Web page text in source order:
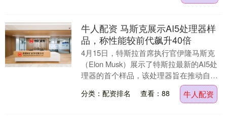
牛人配资 马斯克展示AI5处理器样
品，称性能较前代飙升40倍
4月15日，特斯拉首席执行官伊隆马斯克
（Elon Musk）展示了特斯拉最新的AI5处
理器的首个样品，该处理器旨在推动自动
驾驶技术的发展。 马斯克还意外地感谢
了....
分类：配资排名 查看：88 牛人配资